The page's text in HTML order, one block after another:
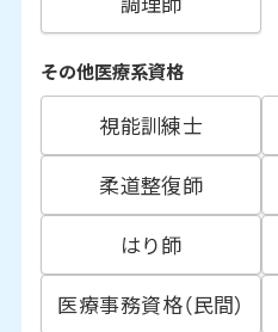
その他医療系資格
視能訓練士
柔道整復師
はり師
医療事務資格（民間）